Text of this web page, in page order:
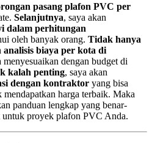
pasang plafon PVC per
Selanjutnya, saya akan
dalam perhitungan
oleh banyak orang. Tidak hanya
analisis biaya per kota di
menyesuaikan dengan budget di
kalah penting, saya akan
dengan kontraktor yang bisa
harga terbaik. Maka
panduan lengkap yang benar-
untuk proyek plafon PVC Anda.